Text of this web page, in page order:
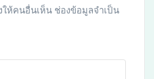
ห้คนอื่นเห็น ช่องข้อมูลจำเป็น